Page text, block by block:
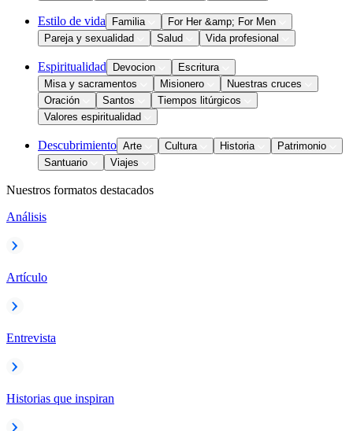
Estilo de vida Familia
For Her &amp; For Men
Pareja y sexualidad
Salud Vida profesional
Espiritualidad Devocion
Escritura
Misa y sacramentos
Misionero
Nuestras cruces
Oración
Santos
Tiempos litúrgicos
Valores espiritualidad
Descubrimiento Arte Cultura Historia
Patrimonio
Santuario
Viajes
Nuestros formatos destacados
Análisis
Artículo
Entrevista
Historias que inspiran